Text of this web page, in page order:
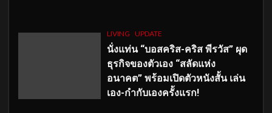
LIVING UPDATE
นั่งแท่น “บอสคริส-คริส พีรวัส” ผุด
ธุรกิจของตัวเอง “สลัดแห่ง
อนาคต” พร้อมเปิดตัวหนังสั้น เล่น
เอง-กำกับเองครั้งแรก!